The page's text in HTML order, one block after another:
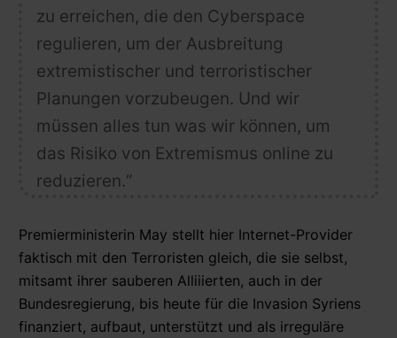
zu erreichen, die den Cyberspace
regulieren, um der Ausbreitung
extremistischer und terroristischer
Planungen vorzubeugen. Und wir
müssen alles tun was wir können, um
das Risiko von Extremismus online zu
reduzieren.“
Premierministerin May stellt hier Internet-Provider
faktisch mit den Terroristen gleich, die sie selbst,
mitsamt ihrer sauberen Alliiierten, auch in der
Bundesregierung, bis heute für die Invasion Syriens
finanziert, aufbaut, unterstützt und als irreguläre